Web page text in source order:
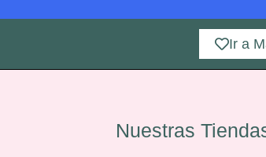
Ir a
Nuestras